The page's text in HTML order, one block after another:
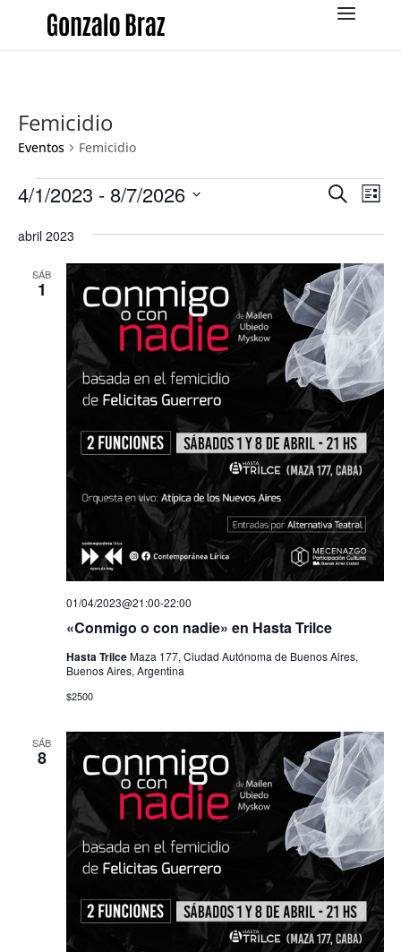
Femicidio
Eventos Femicidio
Eventos
y
vistas
de
Buscar
de
Lista
4/1/2023 - 8/7/2026
la
abril 2023
SÁB
1
«Conmigo o con nadie» en Hasta Trilce
01/04/2023@21:00-22:00
Hasta TrilceMaza 177, Ciudad Autónoma de Buenos Aires,
Buenos Aires, Argentina
$2500
SÁB
8